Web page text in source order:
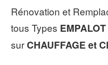
Rénovation et
tous Types
surCHAUFFAGE et